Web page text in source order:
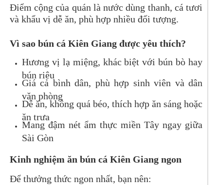
Điểm cộng của quán là nước dùng thanh, cá tươi
và khẩu vị dễ ăn, phù hợp nhiều đối tượng.
Vì sao bún cá Kiên Giang được yêu thích?
Hương vị lạ miệng, khác biệt với bún bò hay
bún riêu
Giá cả bình dân, phù hợp sinh viên và dân
văn phòng
Dễ ăn, không quá béo, thích hợp ăn sáng hoặc
ăn trưa
Mang đậm nét ẩm thực miền Tây ngay giữa
Sài Gòn
Kinh nghiệm ăn bún cá Kiên Giang ngon
Để thưởng thức ngon nhất, bạn nên: